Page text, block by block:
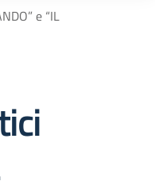
e “IL